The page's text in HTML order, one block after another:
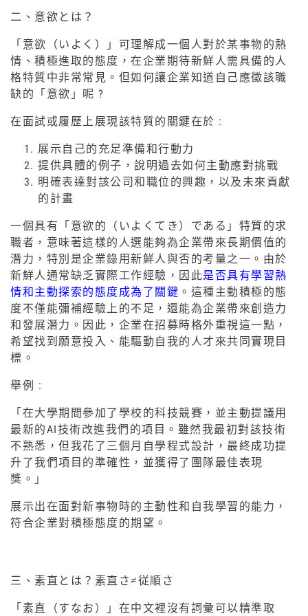
二、意欲とは？
「意欲（いよく）」可理解成一個人對於某事物的熱
情、積極進取的態度，在企業期待新鮮人需具備的人
格特質中非常常見。但如何讓企業知道自己應徵該職
缺的「意欲」呢 ?
在面試或履歷上展現該特質的關鍵在於 :
展示自己的充足準備和行動力
提供具體的例子，說明過去如何主動應對挑戰
明確表達對該公司和職位的興趣，以及未來貢獻
的計畫
一個具有「意欲的（いよくてき）である」特質的求
職者，意味著這樣的人選能夠為企業帶來長期價值的
潛力，特別是企業錄用新鮮人與否的考量之一。由於
新鮮人通常缺乏實際工作經驗，因此是否具有學習熱
情和主動探索的態度成為了關鍵 。這種主動積極的態
度不僅能彌補經驗上的不足，還能為企業帶來創造力
和發展潛力。因此，企業在招募時格外重視這一點，
希望找到願意投入、能驅動自我的人才來共同實現目
標。
舉例 :
「在大學期間參加了學校的科技競賽，並主動提議用
最新的AI技術改進我們的項目。雖然我最初對該技術
不熟悉，但我花了三個月自學程式設計，最終成功提
升了我們項目的準確性，並獲得了團隊最佳表現
獎。」
展示出在面對新事物時的主動性和自我學習的能力，
符合企業對積極態度的期望。
三、素直とは？素直さ≠従順さ
「素直（すなお）」在中文裡沒有詞彙可以精準取